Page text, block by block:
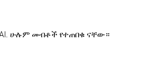
AI. ሁሉም መብቶች የተጠበቁ ናቸው።